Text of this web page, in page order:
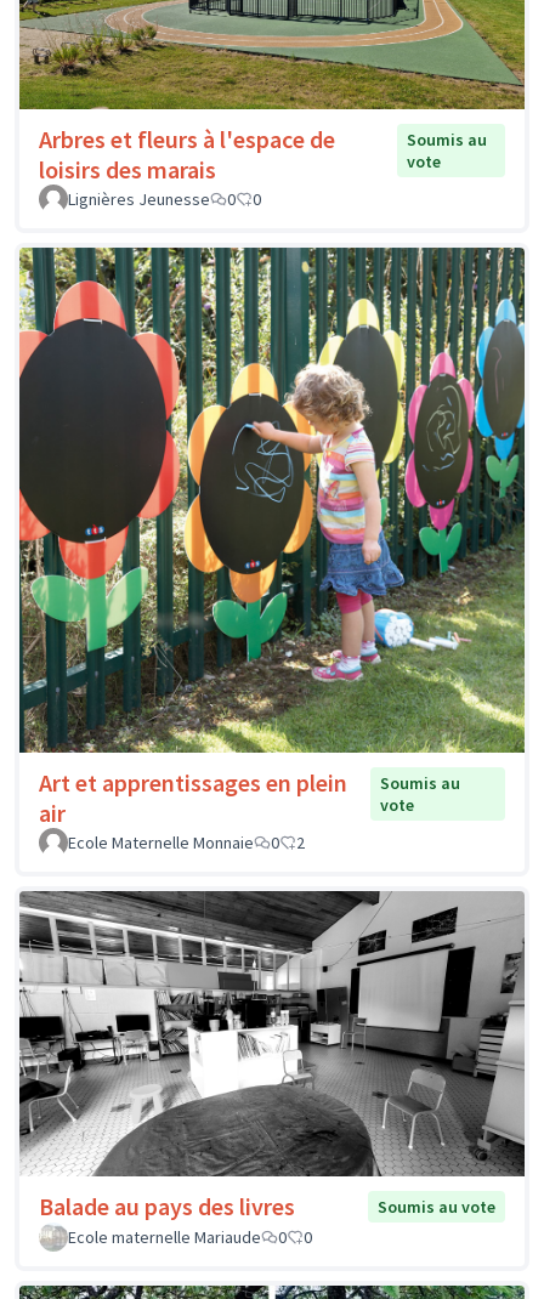
Arbres et fleurs à l'espace de
loisirs des marais
Soumis au
vote
Lignières Jeunesse
0 0
Art et apprentissages en plein
air
Soumis au
vote
Ecole Maternelle Monnaie
0 2
Balade au pays des livres
Soumis au vote
Ecole maternelle Mariaude
0 0